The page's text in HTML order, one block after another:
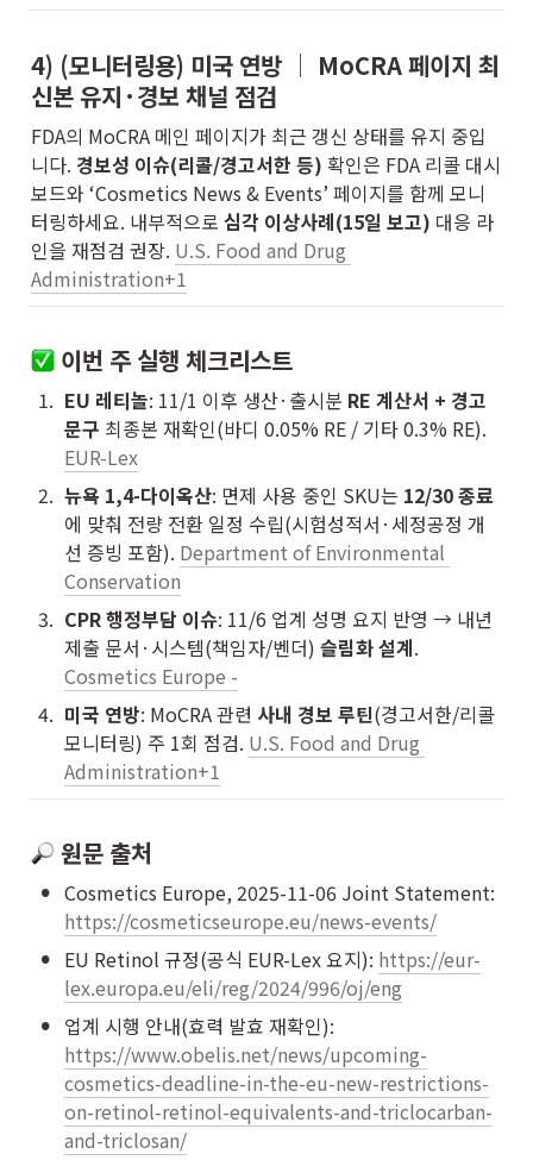
4) (모니터링용) 미국 연방 │ MoCRA 페이지 최
신본 유지·경보 채널 점검
FDA의 MoCRA 메인 페이지가 최근 갱신 상태를 유지 중입
니다. 경보성 이슈(리콜/경고서한 등) 확인은 FDA 리콜 대시
보드와 ‘Cosmetics News & Events’ 페이지를 함께 모니
터링하세요. 내부적으로 심각 이상사례(15일 보고) 대응 라
인을 재점검 권장. U.S. Food and Drug
Administration+1
이번 주 실행 체크리스트
1. EU 레티놀: 11/1 이후 생산·출시분 RE 계산서 + 경고
문구
EUR-Lex
2. 뉴욕 1,4-다이옥산: 면제 사용 중인 SKU는 12/30 종료
에 맞춰 전량 전환 일정 수립(시험성적서·세정공정 개
선 증빙 포함). Department of Environmental
Conservation
3. CPR 행정부담 이슈: 11/6 업계 성명 요지 반영 → 내년
제출 문서·시스템(책임자/벤더) 슬림화 설계
Cosmetics Europe -
4. 미국 연방: MoCRA 관련 사내 경보 루틴(경고서한/리콜
모니터링) 주 1회 점검. U.S. Food and Drug
Administration+1
원문 출처
•
https://cosmeticseurope.eu/news-events/
• EU Retinol 규정(공식 EUR-Lex 요지): https://eur-
lex.europa.eu/eli/reg/2024/996/oj/eng
•
https://www.obelis.net/news/upcoming-
cosmetics-deadline-in-the-eu-new-restrictions-
on-retinol-retinol-equivalents-and-triclocarban-
and-triclosan/